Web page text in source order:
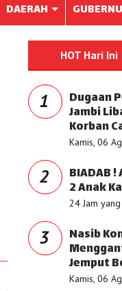
DAERAH
HOT Hari Ini
1 Dugaan
Jambi
Korban
Kamis, 06
2 BIADAB
2 Anak
24 Jam
3 Nasib
Jemput
Kamis, 06